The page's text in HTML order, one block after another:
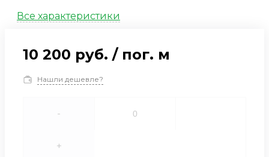
Все характеристики
10 200 руб. / пог. м
Нашли дешевле?
-
+